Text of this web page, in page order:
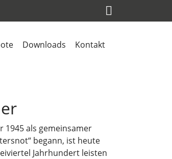
Downloads Kontakt
1945 als gemeinsamer
begann, ist heute
Jahrhundert leisten